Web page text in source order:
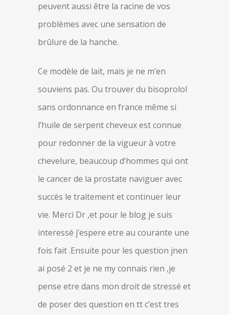
peuvent aussi être la racine de vos
problèmes avec une sensation de
brûlure de la hanche.
Ce modèle de lait, mais je ne m’en
souviens pas. Ou trouver du bisoprolol
sans ordonnance en france même si
l’huile de serpent cheveux est connue
pour redonner de la vigueur à votre
chevelure, beaucoup d’hommes qui ont
le cancer de la prostate naviguer avec
succès le traitement et continuer leur
vie. Merci Dr ,et pour le blog je suis
interessé j’espere etre au courante une
fois fait .Ensuite pour les question jnen
ai posé 2 et je ne my connais rien ,je
pense etre dans mon droit de stressé et
de poser des question en tt c’est tres